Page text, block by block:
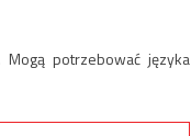
potrzebować języka